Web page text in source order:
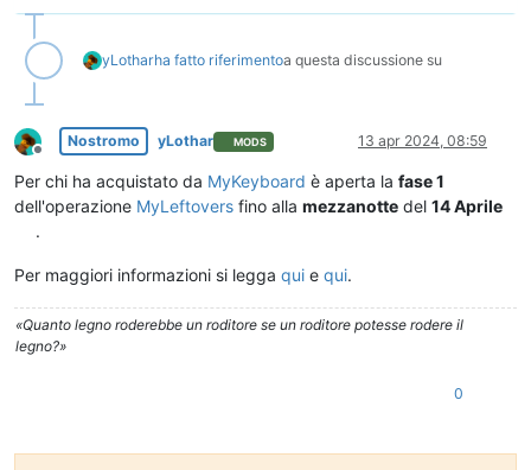
yLotharha fatto riferimentoa questa discussione su
Non in linea
Nostromo yLothar MODS 13 apr 2024, 08:59
Per chi ha acquistato da MyKeyboard è aperta la fase 1
dell'operazione MyLeftovers fino alla mezzanotte del 14 Aprile
.
Per maggiori informazioni si legga qui e qui.
«Quanto legno roderebbe un roditore se un roditore potesse rodere il
legno?»
0